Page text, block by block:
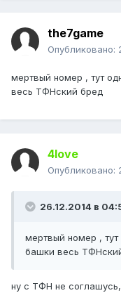
the7game
Опубликовано:
мертвый номер , тут
весь ТФНский бред
4love
Опубликовано:
26.12.2014 в
мертвый номер ,
башки весь
ну с ТФН не